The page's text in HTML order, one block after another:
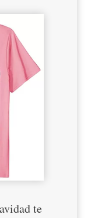
te